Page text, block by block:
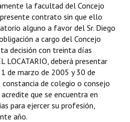
la facultad del Concejo
contrato sin que ello
alguno a favor del Sr. Diego
a cargo del Concejo
decisión con treinta días
LOCATARIO, deberá presentar
de marzo de 2005 y 30 de
de colegio o consejo
que se encuentra en
para ejercer su profesión,
año.